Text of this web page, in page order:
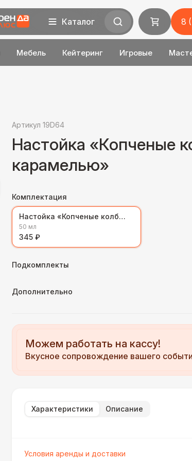
Мебель Кейтеринг Игровые
Каталог 8
Артикул 19D64
Настойка «Копченые
карамелью»
Комплектация
Настойка «Копченые колбаски с карамелью»
50 мл
345 ₽
Подкомплекты
Дополнительно
Можем работать на кассу!
Вкусное сопровождение вашего
Характеристики Описание
Условия аренды и доставки